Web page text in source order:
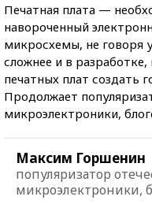
Печатная плата —
навороченный
микросхемы, не говоря
сложнее и в
печатных плат создать
Продолжает
микроэлектроники,
Максим Горшенин
популяризатор
микроэлектроники,